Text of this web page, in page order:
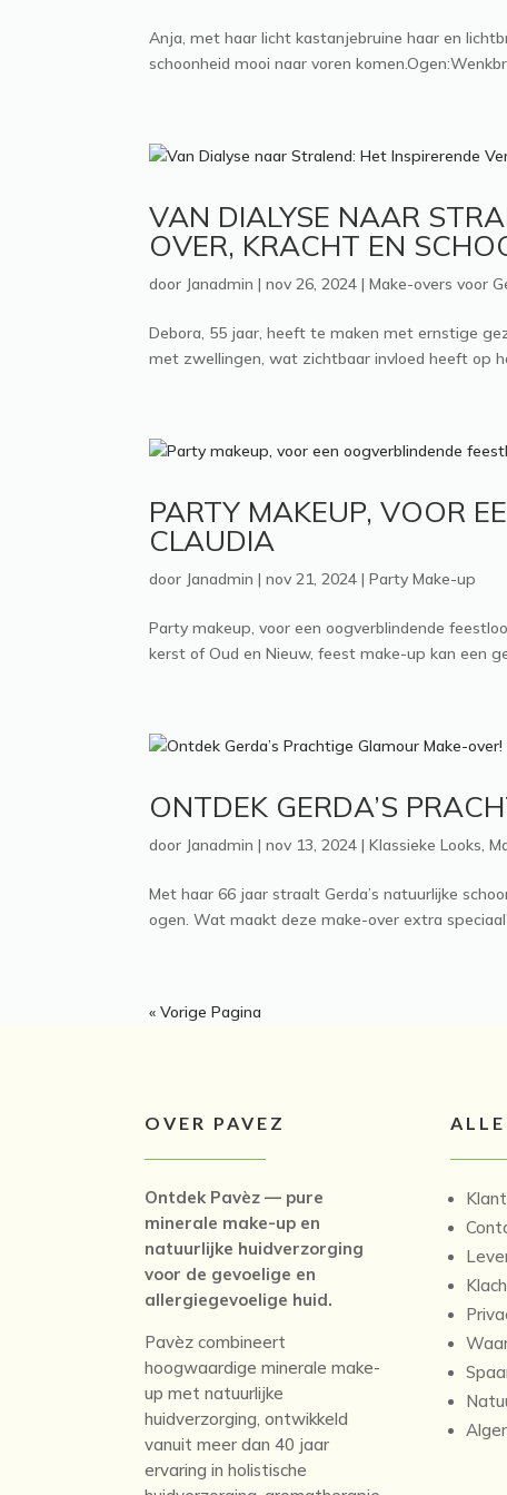
Anja, met haar licht kastanjebruine haar en
schoonheid mooi naar voren
VAN DIALYSE NAAR
OVER, KRACHT EN
door Janadmin |nov 26, 2024 |Make-overs voor
Debora, 55 jaar, heeft te maken met ernstige
met zwellingen, wat zichtbaar invloed heeft op
PARTY MAKEUP, VOOR
CLAUDIA
door Janadmin |nov 21, 2024 |Party Make-up
Party makeup, voor een oogverblindende
kerst of Oud en Nieuw, feest make-up kan een
ONTDEK GERDA’S
door Janadmin |nov 13, 2024 |Klassieke Looks,
Met haar 66 jaar straalt Gerda’s natuurlijke
ogen. Wat maakt deze make-over extra
« Vorige Pagina
OVER PAVEZ
Ontdek Pavèz — pure
minerale make-up en
natuurlijke huidverzorging
voor de gevoelige en
allergiegevoelige huid.
Pavèz combineert
hoogwaardige minerale make-
up met natuurlijke
huidverzorging, ontwikkeld
vanuit meer dan 40 jaar
ervaring in holistische
ALLE